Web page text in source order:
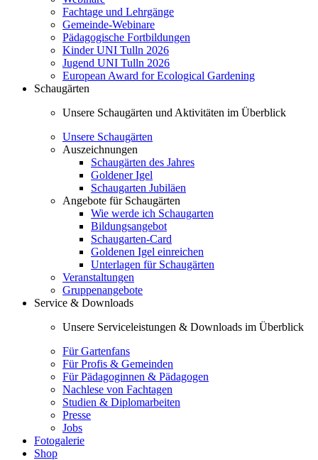
Fachtage und Lehrgänge
Gemeinde-Webinare
Pädagogische Fortbildungen
Kinder UNI Tulln 2026
Jugend UNI Tulln 2026
European Award for Ecological Gardening
Schaugärten
Unsere Schaugärten und Aktivitäten im Überblick
Unsere Schaugärten
Auszeichnungen
Schaugärten des Jahres
Goldener Igel
Schaugarten Jubiläen
Angebote für Schaugärten
Wie werde ich Schaugarten
Bildungsangebot
Schaugarten-Card
Goldenen Igel einreichen
Unterlagen für Schaugärten
Veranstaltungen
Gruppenangebote
Service & Downloads
Unsere Serviceleistungen & Downloads im Überblick
Für Gartenfans
Für Profis & Gemeinden
Für Pädagoginnen & Pädagogen
Nachlese von Fachtagen
Studien & Diplomarbeiten
Presse
Jobs
Fotogalerie
Shop